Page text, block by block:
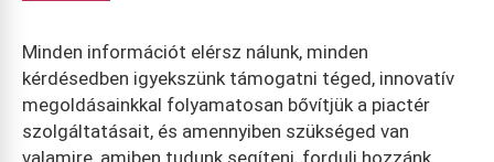
Minden információt elérsz nálunk, minden
kérdésedben igyekszünk támogatni téged, innovatív
megoldásainkkal folyamatosan bővítjük a piactér
szolgáltatásait, és amennyiben szükséged van
valamire, amiben tudunk segíteni, fordulj hozzánk